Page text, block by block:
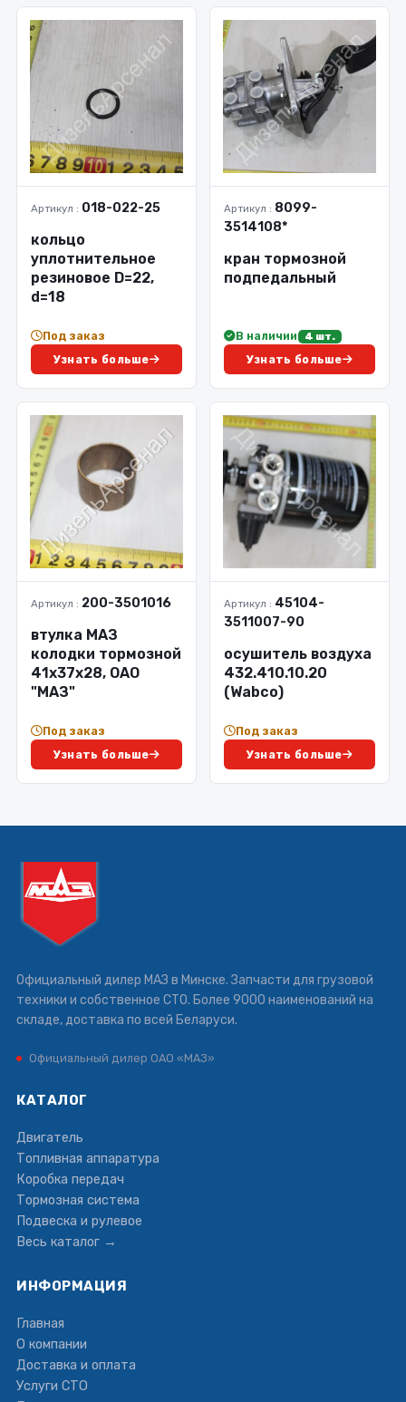
Артикул : 018-022-25
кольцо
уплотнительное
резиновое D=22,
d=18
Под заказ
Узнать больше
Артикул : 8099-
3514108*
кран тормозной
подпедальный
В наличии 4 шт.
Узнать больше
Артикул : 200-3501016
втулка МАЗ
колодки тормозной
41х37х28, ОАО
"МАЗ"
Под заказ
Узнать больше
Артикул : 45104-
3511007-90
осушитель воздуха
432.410.10.20
(Wabco)
Под заказ
Узнать больше
Официальный дилер МАЗ в Минске. Запчасти для грузовой
техники и собственное СТО. Более 9000 наименований на
складе, доставка по всей Беларуси.
Официальный дилер ОАО «МАЗ»
КАТАЛОГ
Двигатель
Топливная аппаратура
Коробка передач
Тормозная система
Подвеска и рулевое
Весь каталог →
ИНФОРМАЦИЯ
Главная
О компании
Доставка и оплата
Услуги СТО